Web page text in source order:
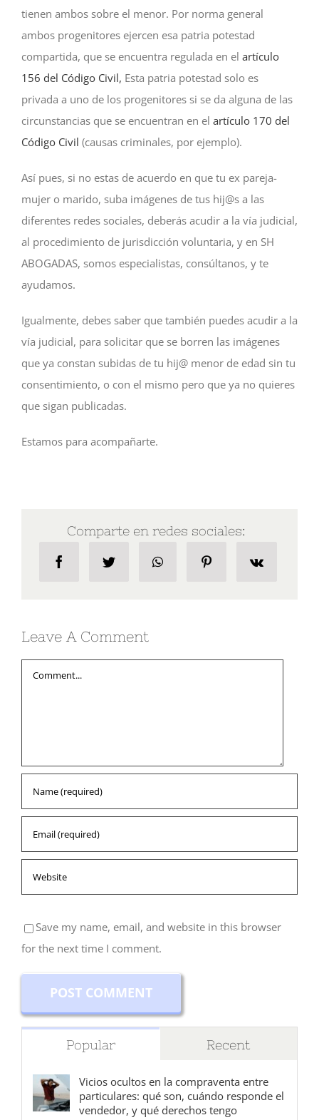
tienen ambos sobre el menor. Por norma general
ambos progenitores ejercen esa patria potestad
compartida, que se encuentra regulada en el artículo
156 del Código Civil, Esta patria potestad solo es
privada a uno de los progenitores si se da alguna de las
circunstancias que se encuentran en el artículo 170 del
Código Civil (causas criminales, por ejemplo).
Así pues, si no estas de acuerdo en que tu ex pareja-
mujer o marido, suba imágenes de tus hij@s a las
diferentes redes sociales, deberás acudir a la vía judicial,
al procedimiento de jurisdicción voluntaria, y en SH
ABOGADAS, somos especialistas, consúltanos, y te
ayudamos.
Igualmente, debes saber que también puedes acudir a la
vía judicial, para solicitar que se borren las imágenes
que ya constan subidas de tu hij@ menor de edad sin tu
consentimiento, o con el mismo pero que ya no quieres
que sigan publicadas.
Estamos para acompañarte.
Comparte en redes sociales:
Leave A Comment
Comment
Save my name, email, and website in this browser
for the next time I comment.
Popular Recent
Vicios ocultos en la compraventa entre
particulares: qué son, cuándo responde el
vendedor, y qué derechos tengo